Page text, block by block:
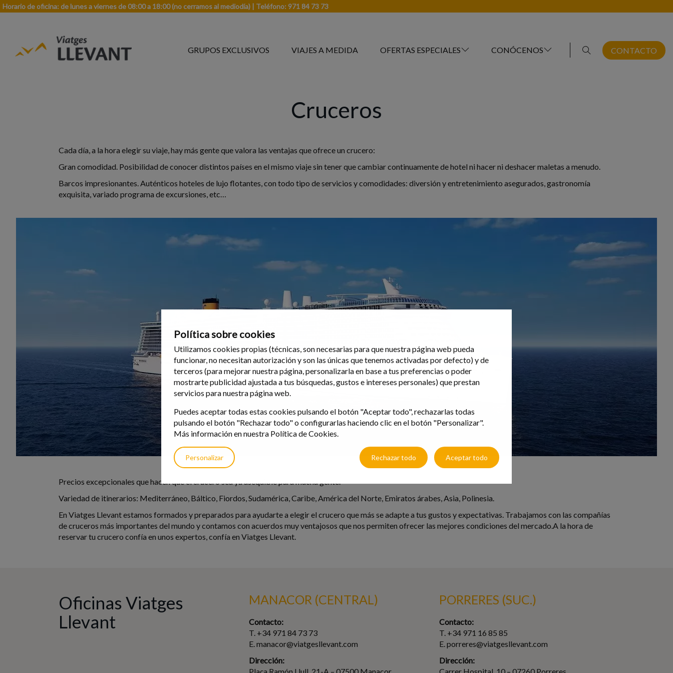
Horario de oficina: de lunes a viernes de 08:00 a 18:00 (no cerramos al mediodía) | Teléfono: 971 84 73 73
GRUPOS EXCLUSIVOS VIAJES A MEDIDA OFERTAS ESPECIALES CONÓCENOS CONTACTO
Cruceros
Cada día, a la hora elegir su viaje, hay más gente que valora las ventajas que ofrece un crucero:
Gran comodidad. Posibilidad de conocer distintos países en el mismo viaje sin tener que cambiar continuamente de hotel ni hacer ni deshacer maletas a menudo.
Barcos impresionantes. Auténticos hoteles de lujo flotantes, con todo tipo de servicios y comodidades: diversión y entretenimiento asegurados, gastronomía
exquisita, variado programa de excursiones, etc…
Precios excepcionales que hacen que el crucero sea ya asequible para mucha gente.
Variedad de itinerarios: Mediterráneo, Báltico, Fiordos, Sudamérica, Caribe, América del Norte, Emiratos árabes, Asia, Polinesia.
En Viatges Llevant estamos formados y preparados para ayudarte a elegir el crucero que más se adapte a tus gustos y expectativas. Trabajamos con las compañías
de cruceros más importantes del mundo y contamos con acuerdos muy ventajosos que nos permiten ofrecer las mejores condiciones del mercado.A la hora de
reservar tu crucero confía en unos expertos, confía en Viatges Llevant.
Oficinas Viatges
Llevant
MANACOR (CENTRAL)
Contacto:
T. +34 971 84 73 73
E. manacor@viatgesllevant.com
Dirección:
PORRERES (SUC.)
Contacto:
T. +34 971 16 85 85
E. porreres@viatgesllevant.com
Dirección:
Política sobre cookies
Utilizamos cookies propias (técnicas, son necesarias para que nuestra página web pueda
funcionar, no necesitan autorización y son las únicas que tenemos activadas por defecto) y de
terceros (para mejorar nuestra página, personalizarla en base a tus preferencias o poder
mostrarte publicidad ajustada a tus búsquedas, gustos e intereses personales) que prestan
servicios para nuestra página web.
Puedes aceptar todas estas cookies pulsando el botón "Aceptar todo", rechazarlas todas
pulsando el botón "Rechazar todo" o configurarlas haciendo clic en el botón "Personalizar".
Más información en nuestra Política de Cookies.
Personalizar Rechazar todo Aceptar todo